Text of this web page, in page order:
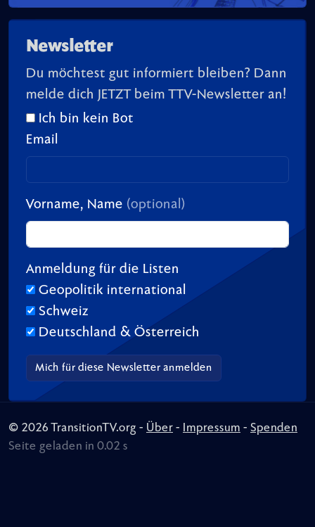
Newsletter
Du möchtest gut informiert bleiben? Dann
melde dich JETZT beim TTV-Newsletter an!
Ich bin kein Bot
Email
Vorname, Name (optional)
Anmeldung für die Listen
Geopolitik international
Schweiz
Deutschland & Österreich
© 2026 TransitionTV.org - Über - Impressum - Spenden
Seite geladen in 0.02 s